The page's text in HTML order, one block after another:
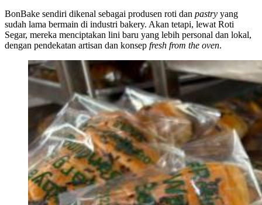
BonBake sendiri dikenal sebagai produsen roti dan pastry yang
sudah lama bermain di industri bakery. Akan tetapi, lewat Roti
Segar, mereka menciptakan lini baru yang lebih personal dan lokal,
dengan pendekatan artisan dan konsep fresh from the oven.